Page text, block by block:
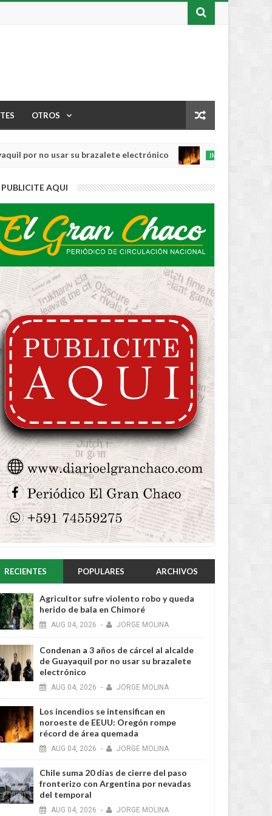
OTROS
no usar su brazalete electrónico
20260
INTERNACIONAL
PUBLICITE AQUI
RECIENTES POPULARES ARCHIVOS
Agricultor sufre violento robo y queda
herido de bala en Chimoré
AUG 04, 2026 - JORGE MOLINA
Condenan a 3 años de cárcel al alcalde
de Guayaquil por no usar su brazalete
electrónico
AUG 04, 2026 - JORGE MOLINA
Los incendios se intensifican en
noroeste de EEUU: Oregón rompe
récord de área quemada
AUG 04, 2026 - JORGE MOLINA
Chile suma 20 días de cierre del paso
fronterizo con Argentina por nevadas
del temporal
AUG 04, 2026 - JORGE MOLINA